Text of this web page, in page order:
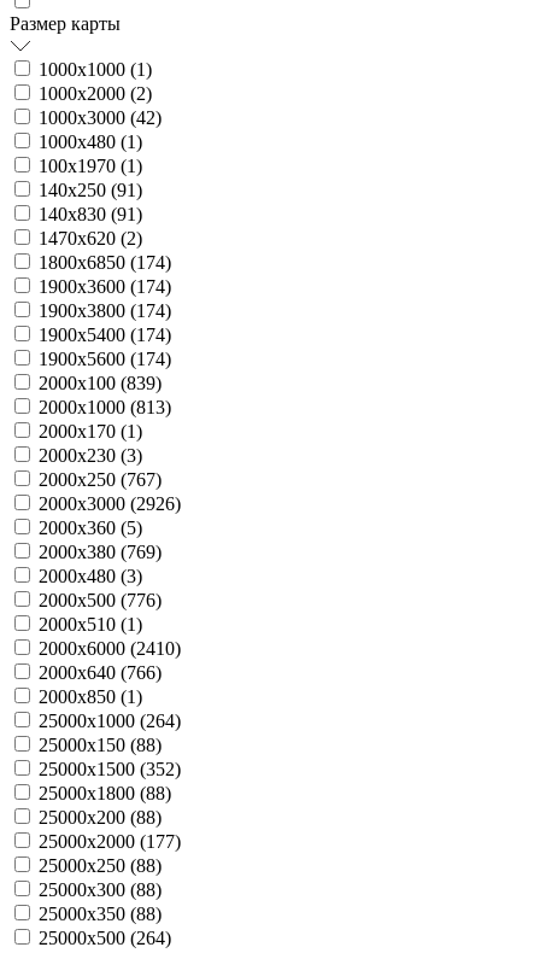
Размер карты
1000х1000 (1)
1000х2000 (2)
1000х3000 (42)
1000х480 (1)
100х1970 (1)
140х250 (91)
140х830 (91)
1470х620 (2)
1800х6850 (174)
1900х3600 (174)
1900х3800 (174)
1900х5400 (174)
1900х5600 (174)
2000х100 (839)
2000х1000 (813)
2000х170 (1)
2000х230 (3)
2000х250 (767)
2000х3000 (2926)
2000х360 (5)
2000х380 (769)
2000х480 (3)
2000х500 (776)
2000х510 (1)
2000х6000 (2410)
2000х640 (766)
2000х850 (1)
25000х1000 (264)
25000х150 (88)
25000х1500 (352)
25000х1800 (88)
25000х200 (88)
25000х2000 (177)
25000х250 (88)
25000х300 (88)
25000х350 (88)
25000х500 (264)